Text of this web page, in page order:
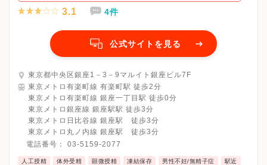
3.1 4件
公式サイトを見る
東京都中央区銀座1－3－9マルイト銀座ビル7F
東京メトロ有楽町線 有楽町駅 徒歩2分
東京メトロ有楽町線 銀座一丁目駅 徒歩0分
東京メトロ銀座線 銀座駅駅 徒歩3分
東京メトロ日比谷線 銀座駅 徒歩3分
東京メトロ丸ノ内線 銀座駅 徒歩3分
電話番号： 03-5159-2077
人工授精 体外受精 顕微授精 凍結保存 男性不妊/無精子症 駅近